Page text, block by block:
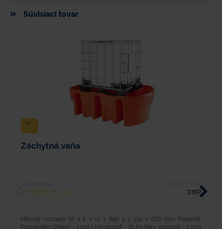
Súvisiaci tovar
Záchytná vaňa
3350
Hlavné rozmery (d x š x v): 1 890 x 1 330 x 670 mm Materiál:
Polyetylén Objem - 1 100 l Hmotnosť - 70 kg Max. nosnosť - 2 000